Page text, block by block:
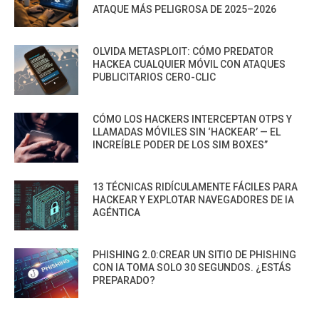
ATAQUE MÁS PELIGROSA DE 2025–2026
OLVIDA METASPLOIT: CÓMO PREDATOR
HACKEA CUALQUIER MÓVIL CON ATAQUES
PUBLICITARIOS CERO-CLIC
CÓMO LOS HACKERS INTERCEPTAN OTPS Y
LLAMADAS MÓVILES SIN ‘HACKEAR’ — EL
INCREÍBLE PODER DE LOS SIM BOXES”
13 TÉCNICAS RIDÍCULAMENTE FÁCILES PARA
HACKEAR Y EXPLOTAR NAVEGADORES DE IA
AGÉNTICA
PHISHING 2.0:CREAR UN SITIO DE PHISHING
CON IA TOMA SOLO 30 SEGUNDOS. ¿ESTÁS
PREPARADO?